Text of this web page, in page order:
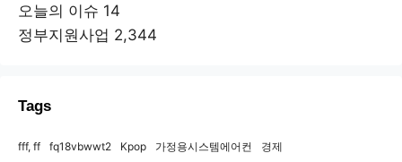
오늘의 이슈 14
정부지원사업 2,344
Tags
fff, ff fq18vbwwt2 Kpop 가정용시스템에어컨
경제